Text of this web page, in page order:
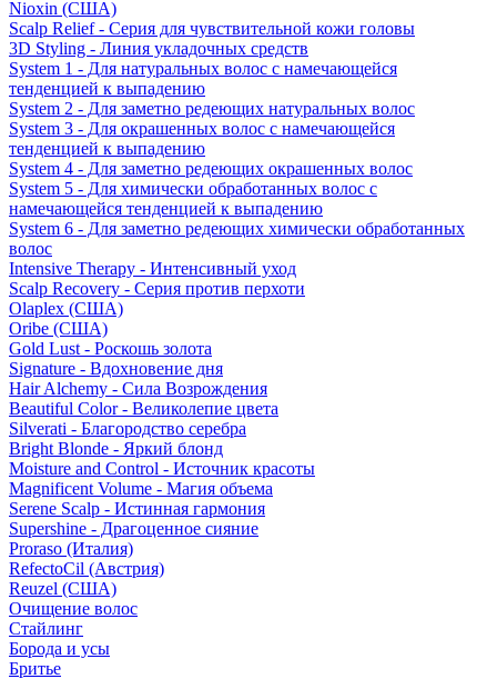
Nioxin (США)
Scalp Relief - Серия для чувствительной кожи головы
3D Styling - Линия укладочных средств
System 1 - Для натуральных волос с намечающейся
тенденцией к выпадению
System 2 - Для заметно редеющих натуральных волос
System 3 - Для окрашенных волос с намечающейся
тенденцией к выпадению
System 4 - Для заметно редеющих окрашенных волос
System 5 - Для химически обработанных волос с
намечающейся тенденцией к выпадению
System 6 - Для заметно редеющих химически обработанных
волос
Intensive Therapy - Интенсивный уход
Scalp Recovery - Серия против перхоти
Olaplex (США)
Oribe (США)
Gold Lust - Роскошь золота
Signature - Вдохновение дня
Hair Alchemy - Сила Возрождения
Beautiful Color - Великолепие цвета
Silverati - Благородство серебра
Bright Blonde - Яркий блонд
Moisture and Control - Источник красоты
Magnificent Volume - Магия объема
Serene Scalp - Истинная гармония
Supershine - Драгоценное сияние
Proraso (Италия)
RefectoCil (Австрия)
Reuzel (США)
Очищение волос
Стайлинг
Борода и усы
Бритье